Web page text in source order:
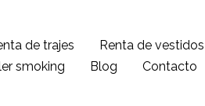
de trajes Renta de vestidos
smoking Blog Contacto